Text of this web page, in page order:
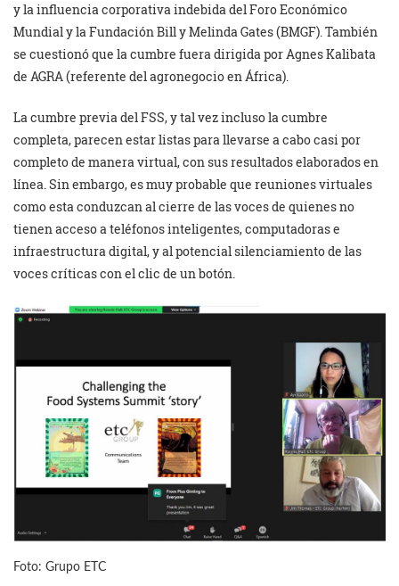
y la influencia corporativa indebida del Foro Económico
Mundial y la Fundación Bill y Melinda Gates (BMGF). También
se cuestionó que la cumbre fuera dirigida por Agnes Kalibata
de AGRA (referente del agronegocio en África).
La cumbre previa del FSS, y tal vez incluso la cumbre
completa, parecen estar listas para llevarse a cabo casi por
completo de manera virtual, con sus resultados elaborados en
línea. Sin embargo, es muy probable que reuniones virtuales
como esta conduzcan al cierre de las voces de quienes no
tienen acceso a teléfonos inteligentes, computadoras e
infraestructura digital, y al potencial silenciamiento de las
voces críticas con el clic de un botón.
Foto: Grupo ETC